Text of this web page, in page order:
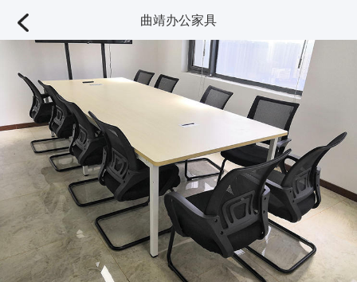
曲靖办公家具